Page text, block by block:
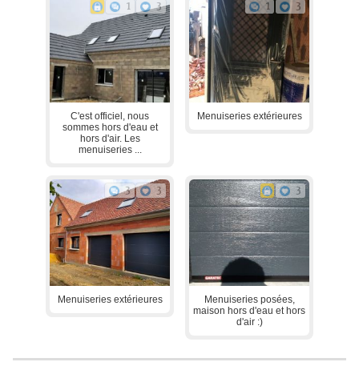
1 3
C'est officiel, nous
sommes hors d'eau et
hors d'air. Les
menuiseries ...
1 3
Menuiseries extérieures
3 3
Menuiseries extérieures
3
Menuiseries posées,
maison hors d'eau et hors
d'air :)